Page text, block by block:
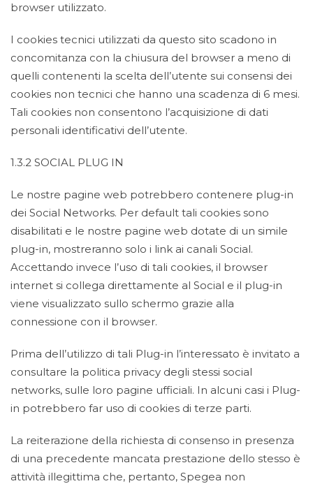
browser utilizzato.
I cookies tecnici utilizzati da questo sito scadono in
concomitanza con la chiusura del browser a meno di
quelli contenenti la scelta dell’utente sui consensi dei
cookies non tecnici che hanno una scadenza di 6 mesi.
Tali cookies non consentono l’acquisizione di dati
personali identificativi dell’utente.
1.3.2 SOCIAL PLUG IN
Le nostre pagine web potrebbero contenere plug-in
dei Social Networks. Per default tali cookies sono
disabilitati e le nostre pagine web dotate di un simile
plug-in, mostreranno solo i link ai canali Social.
Accettando invece l’uso di tali cookies, il browser
internet si collega direttamente al Social e il plug-in
viene visualizzato sullo schermo grazie alla
connessione con il browser.
Prima dell’utilizzo di tali Plug-in l’interessato è invitato a
consultare la politica privacy degli stessi social
networks, sulle loro pagine ufficiali. In alcuni casi i Plug-
in potrebbero far uso di cookies di terze parti.
La reiterazione della richiesta di consenso in presenza
di una precedente mancata prestazione dello stesso è
attività illegittima che, pertanto, Spegea non